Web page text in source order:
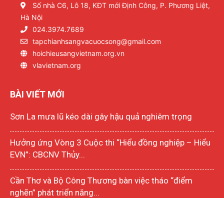
Số nhà C6, Lô 18, KĐT mới Định Công, P. Phương Liệt,
Hà Nội
024.3974.7689
tapchianhsangvacuocsong@gmail.com
hoichieusangvietnam.org.vn
vlavietnam.org
BÀI VIẾT MỚI
Sơn La mưa lũ kéo dài gây hậu quả nghiêm trọng
Hưởng ứng Vòng 3 Cuộc thi “Hiểu đồng nghiệp – Hiểu
EVN”: CBCNV Thủy...
Cần Thơ và Bộ Công Thương bàn việc tháo “điểm
nghẽn” phát triển năng...